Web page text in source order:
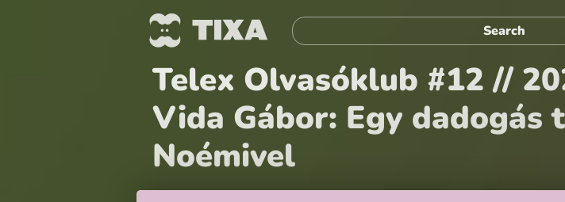
Telex Olvasóklub #12 //
Vida Gábor: Egy
Noémivel